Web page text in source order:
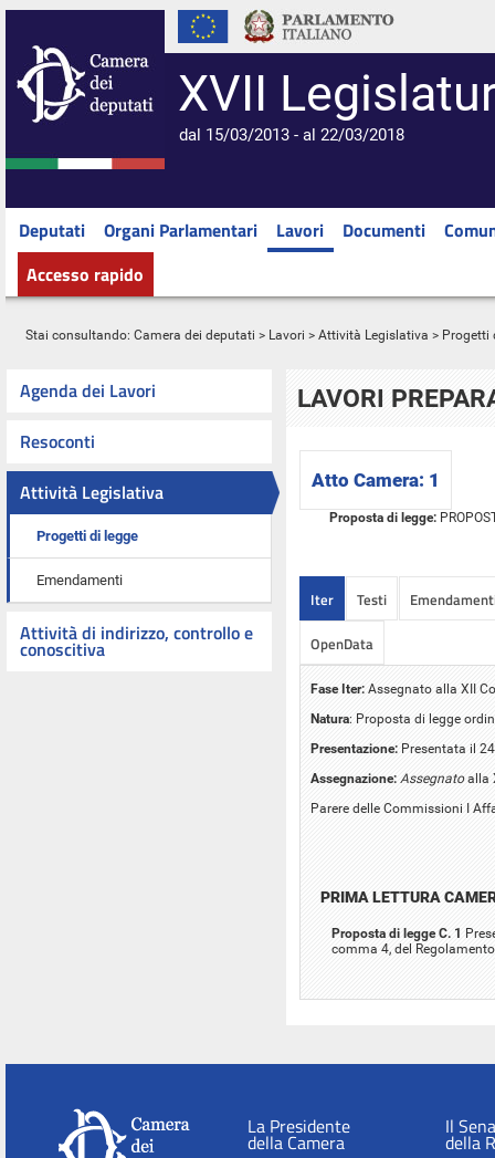
XVII
dal 15/03/2013 - al 22/03/2018
Deputati Organi Parlamentari Lavori Documenti
Accesso rapido
Stai consultando: Camera dei deputati > Lavori > Attività Legislativa > Progetti
Agenda dei Lavori
Resoconti
Attività Legislativa
Progetti di legge
Emendamenti
Attività di indirizzo, controllo e
conoscitiva
LAVORI
Atto Camera: 1
Proposta di legge:
Iter Testi
OpenData
Fase Iter: Assegnato alla XII
Natura: Proposta di legge
Presentazione: Presentata il
Assegnazione: Assegnatoalla
Parere delle Commissioni I
PRIMA LETTURA
Proposta di legge C. 1
comma 4, del Regolamento
La Presidente
della Camera
Il
della